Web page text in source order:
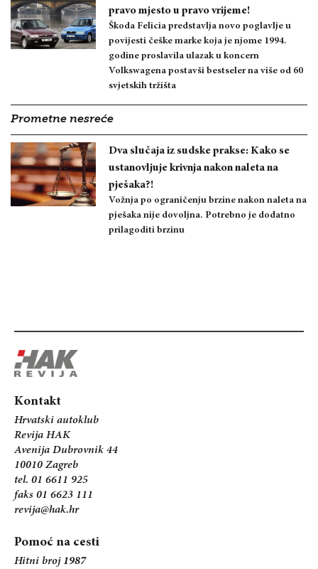
pravo mjesto u pravo vrijeme!
Škoda Felicia predstavlja novo poglavlje u
povijesti češke marke koja je njome 1994.
godine proslavila ulazak u koncern
Volkswagena postavši bestseler na više od 60
svjetskih tržišta
Prometne nesreće
Dva slučaja iz sudske prakse: Kako se
ustanovljuje krivnja nakon naleta na
pješaka?!
Vožnja po ograničenju brzine nakon naleta na
pješaka nije dovoljna. Potrebno je dodatno
prilagoditi brzinu
Kontakt
Hrvatski autoklub
Revija HAK
Avenija Dubrovnik 44
10010 Zagreb
tel. 01 6611 925
faks 01 6623 111
revija@hak.hr
Pomoć na cesti
Hitni broj 1987